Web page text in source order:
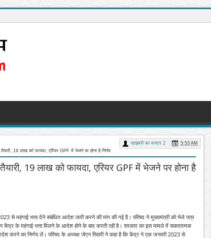
19 लाख को फायदा, एरियर GPF में भेजने पर होना है निर्णय
19 लाख को फायदा, एरियर GPF में भेजने पर होना है
प्राइमरी का मास्टर 2 5:53 AM
से महंगाई भत्ता देने संबंधित आदेश जारी करने की मांग की गई है। परिषद ने मुख्यमंत्री को भेजे पत्र
केंद्र के महंगाई भत्ता मिलने के आदेश होने के बाद करती रही है। सरकार का इस मामले में सकारात्मक
करने का निर्णय लें। परिषद के अध्यक्ष जेएन तिवारी ने कहा है कि केंद्र ने एक जनवरी 2023 से